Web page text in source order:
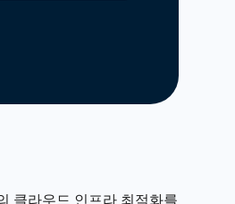
클라우드 인프라 최적화를